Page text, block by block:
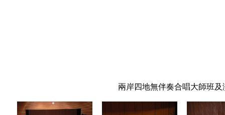
兩岸四地無伴奏合唱大師班及